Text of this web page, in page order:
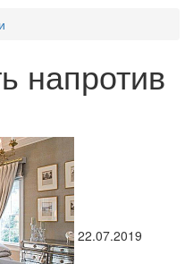
напротив
22.07.2019